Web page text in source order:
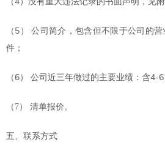
（ 5 ）
公司简介，包含但不限于公司的
件；
（6） 公司近三年做过的主要业绩：含4-6
（ 7） 清单报价。
五、联系方式